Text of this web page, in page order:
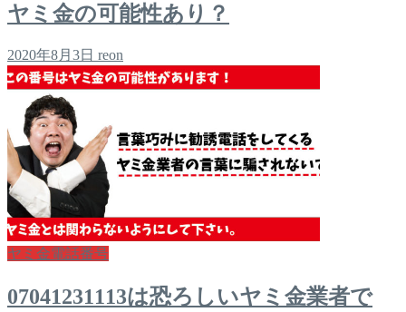
ヤミ金の可能性あり？
2020年8月3日 reon
ヤミ金電話番号
07041231113は恐ろしいヤミ金業者で